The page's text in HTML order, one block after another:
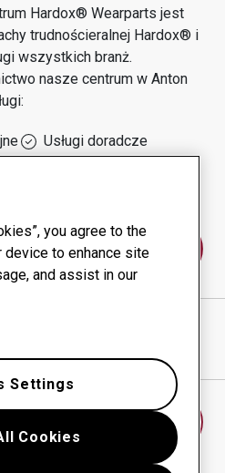
Hardox® Wearparts jest
trudnościeralnej Hardox® i
wszystkich branż.
nasze centrum w Anton
Usługi doradcze
się z nami
LTD
you agree to the
to enhance site
and assist in our
Cookies
Settings